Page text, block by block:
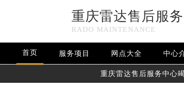
重庆雷达售后服
RADO MAINTENANCE
首页 服务项目 网点大全 中心
重庆雷达售后服务中心